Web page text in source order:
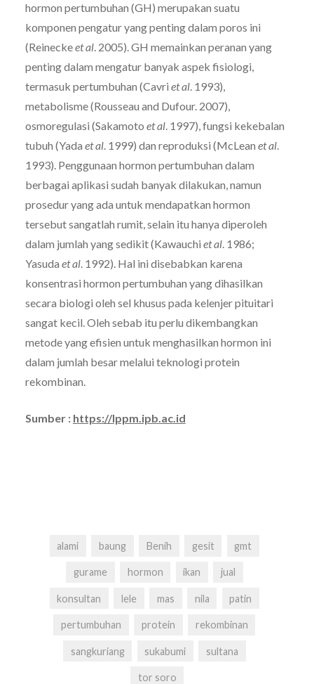
hormon pertumbuhan (GH) merupakan suatu
komponen pengatur yang penting dalam poros ini
(Reineckeet al. 2005). GH memainkan peranan yang
penting dalam mengatur banyak aspek fisiologi,
termasuk pertumbuhan (Cavri et al. 1993),
metabolisme (Rousseau and Dufour. 2007),
osmoregulasi (Sakamoto et al. 1997), fungsi kekebalan
tubuh (Yada et al. 1999) dan reproduksi (McLean et al.
1993). Penggunaan hormon pertumbuhan dalam
berbagai aplikasi sudah banyak dilakukan, namun
prosedur yang ada untuk mendapatkan hormon
tersebut sangatlah rumit, selain itu hanya diperoleh
dalam jumlah yang sedikit (Kawauchi et al. 1986;
Yasuda et al. 1992). Hal ini disebabkan karena
konsentrasi hormon pertumbuhan yang dihasilkan
secara biologi oleh sel khusus pada kelenjer pituitari
sangat kecil. Oleh sebab itu perlu dikembangkan
metode yang efisien untuk menghasilkan hormon ini
dalam jumlah besar melalui teknologi protein
rekombinan.
Sumber : https://lppm.ipb.ac.id
alami baung Benih gesit gmt
gurame hormon ikan jual
konsultan lele mas nila patin
pertumbuhan protein rekombinan
sangkuriang sukabumi sultana
tor soro